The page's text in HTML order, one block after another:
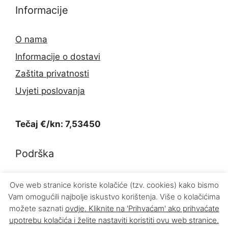
Informacije
O nama
Informacije o dostavi
Zaštita privatnosti
Uvjeti poslovanja
Tečaj €/kn: 7,53450
Podrška
Kontakt
Povrat proizvoda
Ove web stranice koriste kolačiće (tzv. cookies) kako bismo
Vam omogućili najbolje iskustvo korištenja. Više o kolačićima
možete saznati ovdje. Kliknite na 'Prihvaćam' ako prihvaćate
upotrebu kolačića i želite nastaviti koristiti ovu web stranice.